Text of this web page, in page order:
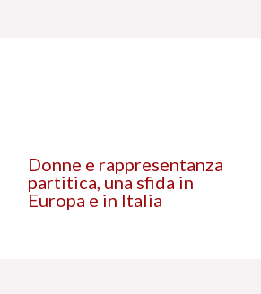
Donne e rappresentanza
partitica, una sfida in
Europa e in Italia